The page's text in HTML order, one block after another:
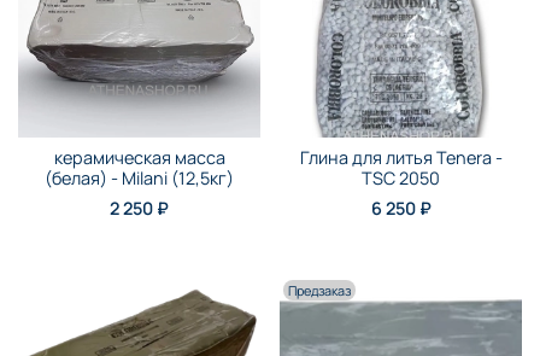
керамическая масса
(белая) - Milani (12,5кг)
2 250 ₽
Глина для литья Tenera -
TSC 2050
6 250 ₽
Предзаказ